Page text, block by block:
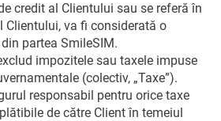
credit al Clientului sau se referă în
Clientului, va fi considerată o
partea SmileSIM.
impozitele sau taxele impuse
(colectiv, „Taxe”).
responsabil pentru orice taxe
de către Client în temeiul